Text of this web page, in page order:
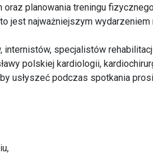
planowania treningu
jest najważniejszym
specjalistów
polskiej kardiologii,
usłyszeć podczas spotkania